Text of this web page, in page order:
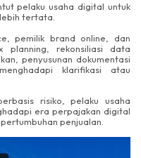
pelaku usaha digital untuk
tertata.
pemilik brand online, dan
planning, rekonsiliasi data
penyusunan dokumentasi
klarifikasi atau
risiko, pelaku usaha
era perpajakan digital
penjualan.